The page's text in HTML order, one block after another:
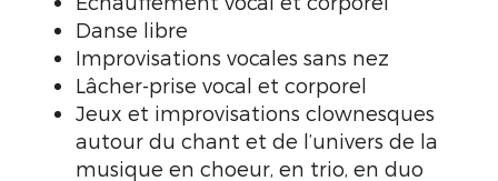
Danse libre
Improvisations vocales sans nez
Lâcher-prise vocal et corporel
Jeux et improvisations clownesques
autour du chant et de l’univers de la
musique en choeur , en trio, en duo